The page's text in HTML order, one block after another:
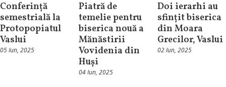
Conferință
semestrială la
Protopopiatul
Vaslui
05 Iun, 2025
Piatră de
temelie pentru
biserica nouă a
Mănăstirii
Vovidenia din
Huși
04 Iun, 2025
Doi ierarhi au
sfințit biserica
din Moara
Grecilor, Vaslui
02 Iun, 2025